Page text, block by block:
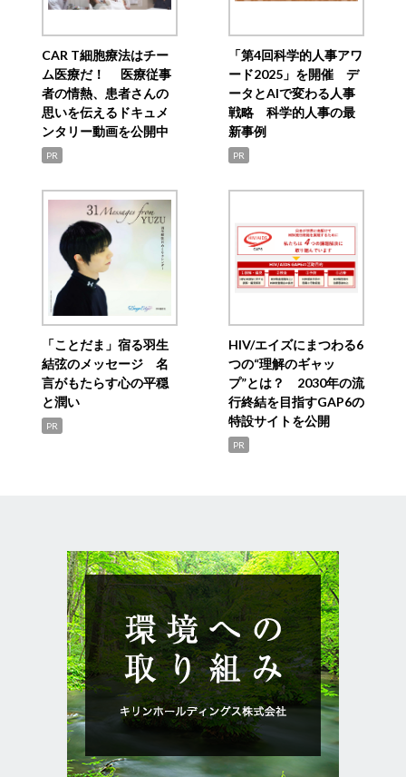
CAR T細胞療法はチー
ム医療だ！ 医療従事
者の情熱、患者さんの
思いを伝えるドキュメ
ンタリー動画を公開中
PR
「第4回科学的人事アワ
ード2025」を開催 デ
ータとAIで変わる人事
戦略 科学的人事の最
新事例
PR
「ことだま」宿る羽生
結弦のメッセージ 名
言がもたらす心の平穏
と潤い
PR
HIV/エイズにまつわる6
つの“理解のギャッ
プ”とは？ 2030年の流
行終結を目指すGAP6の
特設サイトを公開
PR